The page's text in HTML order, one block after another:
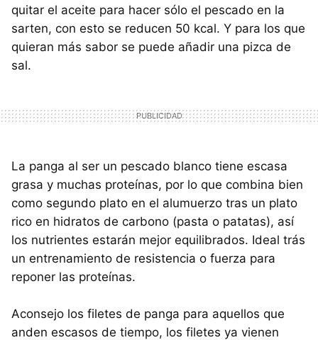
quitar el aceite para hacer sólo el pescado en la
sarten, con esto se reducen 50 kcal. Y para los que
quieran más sabor se puede añadir una pizca de
sal.
La panga al ser un pescado blanco tiene escasa
grasa y muchas proteínas, por lo que combina bien
como segundo plato en el alumuerzo tras un plato
rico en hidratos de carbono (pasta o patatas), así
los nutrientes estarán mejor equilibrados. Ideal trás
un entrenamiento de resistencia o fuerza para
reponer las proteínas.
Aconsejo los filetes de panga para aquellos que
anden escasos de tiempo, los filetes ya vienen